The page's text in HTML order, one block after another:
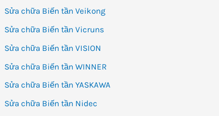
Sửa chữa Biến tần Veikong
Sửa chữa Biến tần Vicruns
Sửa chữa Biến tần VISION
Sửa chữa Biến tần WINNER
Sửa chữa Biến tần YASKAWA
Sửa chữa Biến tần Nidec